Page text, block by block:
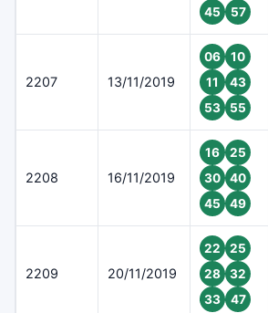
45 57
2207 13/11/2019
06
10
11
43
53
55
2208 16/11/2019
16
25
30
40
45
49
2209 20/11/2019
22
25
28
32
33
47